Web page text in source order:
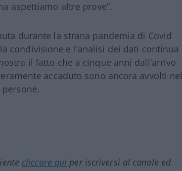
aspettiamo altre prove”.
durante la strana pandemia di Covid
condivisione e l’analisi dei dati continua
il fatto che a cinque anni dall’arrivo
accaduto sono ancora avvolti nel
cliccare qui per iscriversi al canale ed